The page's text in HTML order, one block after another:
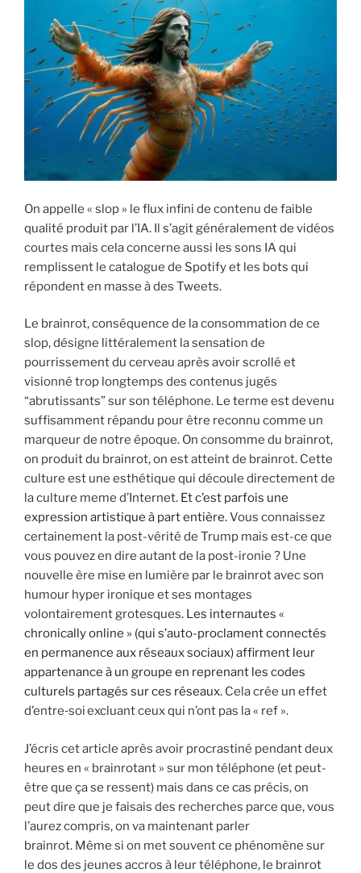
On appelle « slop » le flux infini de contenu de faible
qualité produit par l’IA. Il s’agit généralement de vidéos
courtes mais cela concerne aussi les sons IA qui
remplissent le catalogue de Spotify et les bots qui
répondent en masse à des Tweets.
Le brainrot, conséquence de la consommation de ce
slop, désigne littéralement la sensation de
pourrissement du cerveau après avoir scrollé et
visionné trop longtemps des contenus jugés
“abrutissants” sur son téléphone. Le terme est devenu
suffisamment répandu pour être reconnu comme un
marqueur de notre époque. On consomme du brainrot,
on produit du brainrot, on est atteint de brainrot. Cette
culture est une esthétique qui découle directement de
la culture meme d’Internet. Et c’est parfois une
expression artistique à part entière.Vous connaissez
certainement la post-vérité de Trump mais est-ce que
vous pouvez en dire autant de la post-ironie ? Une
nouvelle ère mise en lumière par le brainrot avec son
humour hyper ironique et ses montages
volontairement grotesques. Les internautes «
chronically online » (qui s’auto-proclament connectés
en permanence aux réseaux sociaux) affirment leur
appartenance à un groupe en reprenant les codes
culturels partagés sur ces réseaux. Cela crée un effet
d’entre‑soi excluant ceux qui n’ont pas la « ref ».
J’écris cet article après avoir procrastiné pendant deux
heures en « brainrotant » sur mon téléphone (et peut-
être que ça se ressent) mais dans ce cas précis, on
peut dire que je faisais des recherches parce que, vous
l’aurez compris, on va maintenant parler
brainrot. Même si on met souvent ce phénomène sur
le dos des jeunes accros à leur téléphone, le brainrot